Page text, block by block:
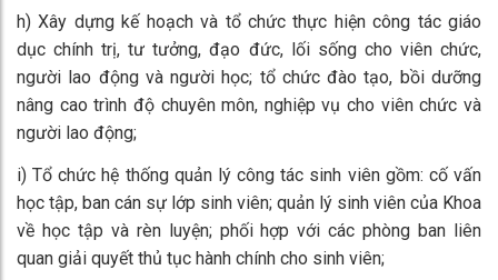
h) Xây dựng kế hoạch và tổ chức thực hiện công tác giáo
dục chính trị, tư tưởng, đạo đức, lối sống cho viên chức,
người lao động và người học; tổ chức đào tạo, bồi dưỡng
nâng cao trình độ chuyên môn, nghiệp vụ cho viên chức và
người lao động;
i) Tổ chức hệ thống quản lý công tác sinh viên gồm: cố vấn
học tập, ban cán sự lớp sinh viên; quản lý sinh viên của Khoa
về học tập và rèn luyện; phối hợp với các phòng ban liên
quan giải quyết thủ tục hành chính cho sinh viên;